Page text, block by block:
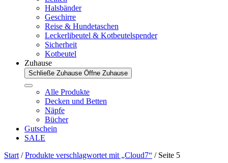
Halsbänder
Geschirre
Reise & Hundetaschen
Leckerlibeutel & Kotbeutelspender
Sicherheit
Kotbeutel
Zuhause
Schließe Zuhause Öffne Zuhause
Alle Produkte
Decken und Betten
Näpfe
Bücher
Gutschein
SALE
Start /Produkte verschlagwortet mit „Cloud7“ / Seite 5